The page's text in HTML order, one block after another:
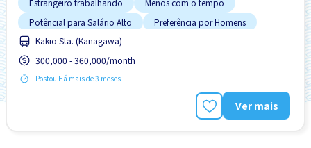
Estrangeiro trabalhando
Menos com o tempo
Potêncial para Salário Alto
Preferência por Homens
Promoção
Sem CV
Kakio Sta. (Kanagawa)
300,000 - 360,000/month
Postou Há mais de 3 meses
Ver mais